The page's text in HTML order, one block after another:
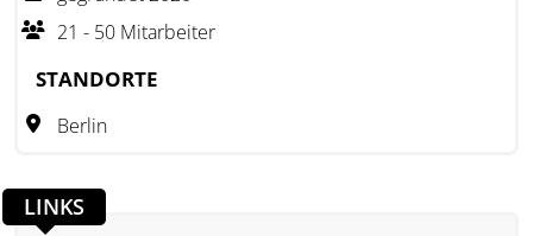
ContractHero hat es sich zur Aufgabe gemacht, den
manuellen Verwaltungsaufwand zu reduzieren, indem
den Funktionen gehören unter anderem elektronische
Mandantenfähigkeit. Die Lösung wird innerhalb der
Europäischen Union auf ISO-zertifizierten Servern gehostet
21 - 50 Mitarbeiter
STANDORTE
Berlin
LINKS